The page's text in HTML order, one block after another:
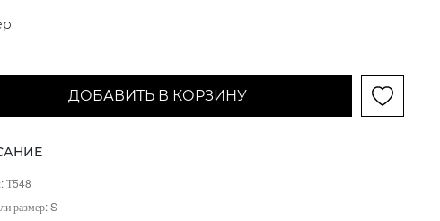
ДОБАВИТЬ В КОРЗИНУ
Т548
размер: S